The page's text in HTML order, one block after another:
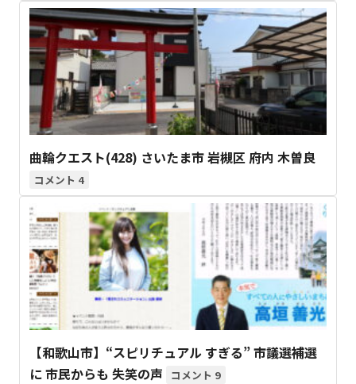
曲輪クエスト(428) さいたま市 岩槻区 府内 木曽良
4
【和歌山市】“スピリチュアル すぎる” 市議選補選
に 市民からも 失笑の声
9